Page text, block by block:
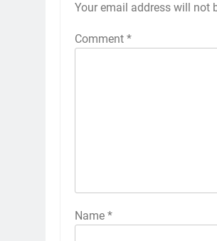
Your email address will not
Comment *
Name *